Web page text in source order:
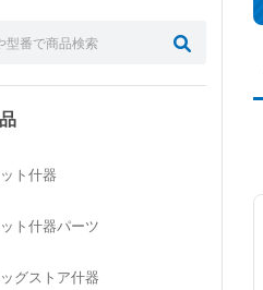
ト什器
ト什器パーツ
ッグストア什器